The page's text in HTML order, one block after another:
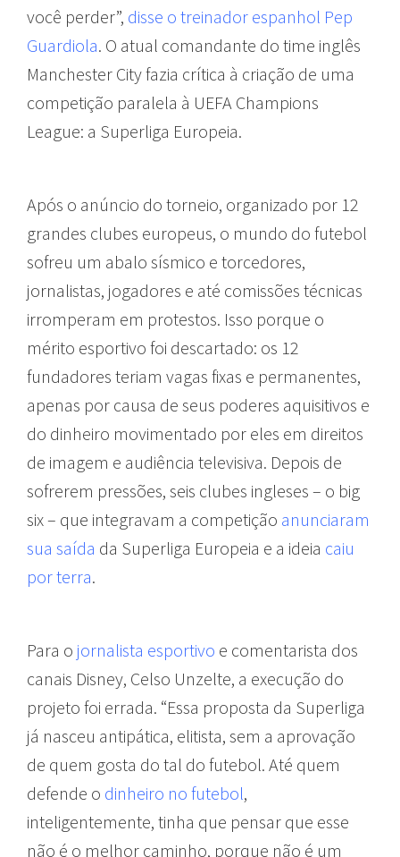
você perder”, disse o treinador espanhol Pep
Guardiola. O atual comandante do time inglês
Manchester City fazia crítica à criação de uma
competição paralela à UEFA Champions
League: a Superliga Europeia.
Após o anúncio do torneio, organizado por 12
grandes clubes europeus, o mundo do futebol
sofreu um abalo sísmico e torcedores,
jornalistas, jogadores e até comissões técnicas
irromperam em protestos. Isso porque o
mérito esportivo foi descartado: os 12
fundadores teriam vagas fixas e permanentes,
apenas por causa de seus poderes aquisitivos e
do dinheiro movimentado por eles em direitos
de imagem e audiência televisiva. Depois de
sofrerem pressões, seis clubes ingleses – o big
six – que integravam a competição anunciaram
sua saída da Superliga Europeia e a ideia caiu
por terra.
Para o jornalista esportivo e comentarista dos
canais Disney, Celso Unzelte, a execução do
projeto foi errada. “Essa proposta da Superliga
já nasceu antipática, elitista, sem a aprovação
de quem gosta do tal do futebol. Até quem
defende o dinheiro no futebol,
inteligentemente, tinha que pensar que esse
não é o melhor caminho, porque não é um